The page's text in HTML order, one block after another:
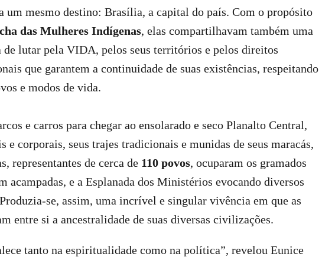
um mesmo destino: Brasília, a capital do país. Com o propósito
das Mulheres Indígenas, elas compartilhavam também uma
de lutar pela VIDA, pelos seus territórios e pelos direitos
que garantem a continuidade de suas existências, respeitando
e modos de vida.
e carros para chegar ao ensolarado e seco Planalto Central,
e corporais, seus trajes tradicionais e munidas de seus maracás,
representantes de cerca de 110 povos, ocuparam os gramados
acampadas, e a Esplanada dos Ministérios evocando diversos
se, assim, uma incrível e singular vivência em que as
entre si a ancestralidade de suas diversas civilizações.
tanto na espiritualidade como na política”, revelou Eunice